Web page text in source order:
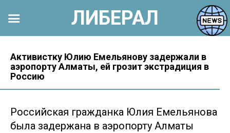
контенту
Активистку Юлию Емельянову задержали в
аэропорту Алматы, ей грозит экстрадиция в
Россию
Российская гражданка Юлия Емельянова
была задержана в аэропорту Алматы
ЛИБЕРАЛ